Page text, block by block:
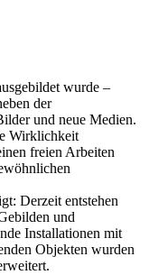
wurde –
der
und neue Medien.
Wirklichkeit
freien Arbeiten
Derzeit entstehen
und
Installationen mit
Objekten wurden